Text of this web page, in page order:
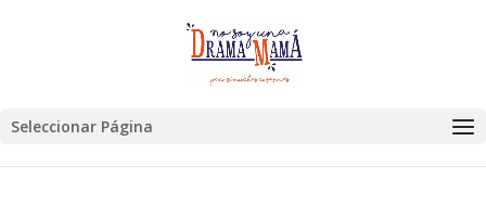
Seleccionar Página